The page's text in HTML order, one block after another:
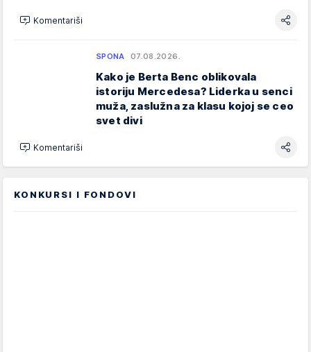
Komentariši
SPONA 07.08.2026.
Kako je Berta Benc oblikovala
istoriju Mercedesa? Liderka u senci
muža, zaslužna za klasu kojoj se ceo
svet divi
Komentariši
KONKURSI I FONDOVI